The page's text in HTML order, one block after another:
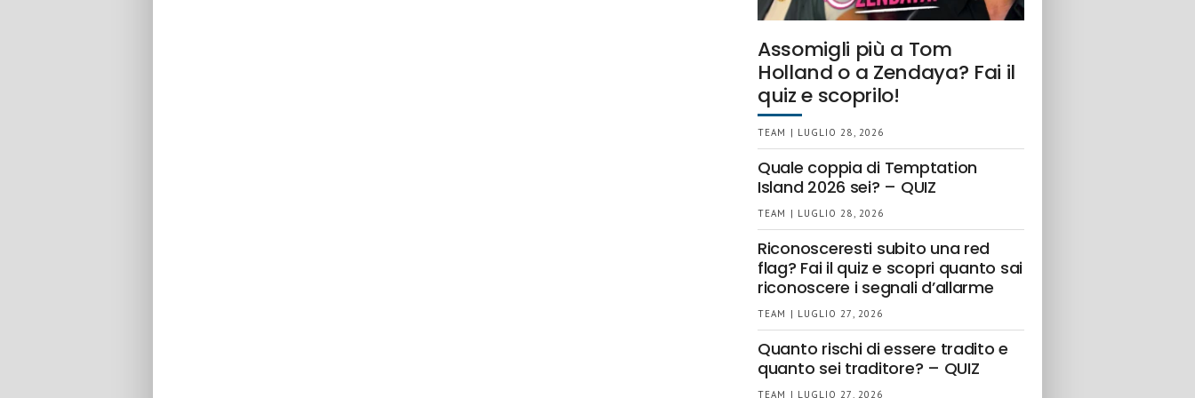
Assomigli più a Tom
Holland o a Zendaya? Fai il
quiz e scoprilo!
TEAM | LUGLIO 28, 2026
Quale coppia di Temptation
Island 2026 sei? – QUIZ
TEAM | LUGLIO 28, 2026
Riconosceresti subito una red
flag? Fai il quiz e scopri quanto sai
riconoscere i segnali d’allarme
TEAM | LUGLIO 27, 2026
Quanto rischi di essere tradito e
quanto sei traditore? – QUIZ
TEAM | LUGLIO 27, 2026